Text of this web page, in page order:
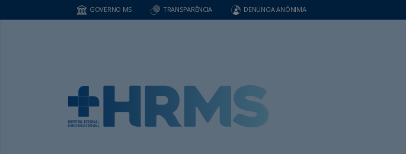
GOVERNO MS TRANSPARÊNCIA DENUNCIA ANÔNIMA